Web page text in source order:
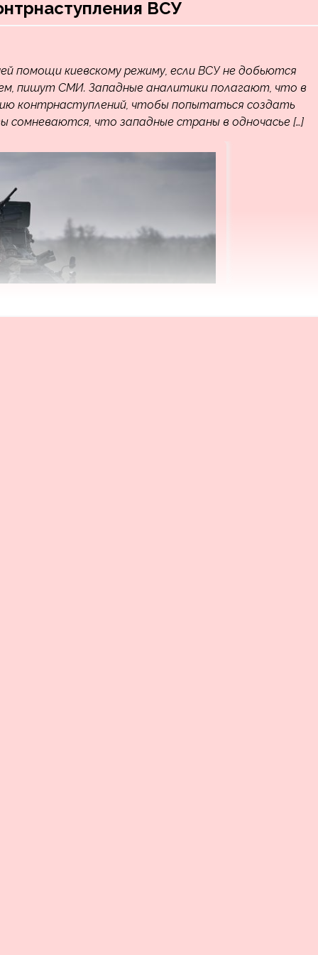
ВСУ
помощи киевскому режиму, если ВСУ не добьются
пишут СМИ. Западные аналитики полагают, что в
контрнаступлений, чтобы попытаться создать
сомневаются, что западные страны в одночасье […]